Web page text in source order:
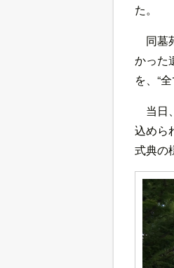
た。
同墓
かった
を、“
当日
込めら
式典の